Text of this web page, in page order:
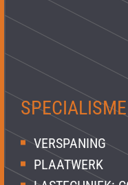
SPECIALISME
VERSPANING
PLAATWERK